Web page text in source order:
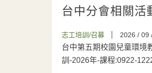
台中分會相關活
志工培訓/召募 2026 / 09
台中第五期校園兒童環境
訓-2026年-課程:0922-